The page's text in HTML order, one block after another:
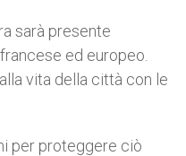
sarà presente
ed europeo.
vita della città con le
per proteggere ciò